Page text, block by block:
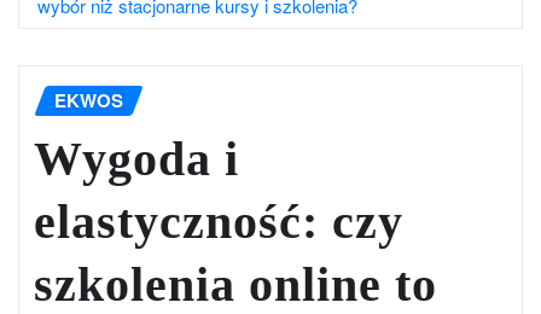
wybór niż stacjonarne kursy i szkolenia?
EKWOS
Wygoda i
elastyczność: czy
szkolenia online to